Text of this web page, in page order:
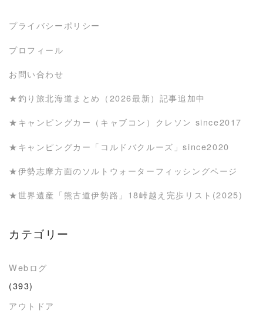
プライバシーポリシー
プロフィール
お問い合わせ
★釣り旅北海道まとめ（2026最新）記事追加中
★キャンピングカー（キャブコン）クレソン since2017
★キャンピングカー「コルドバクルーズ」since2020
★伊勢志摩方面のソルトウォーターフィッシングページ
★世界遺産「熊古道伊勢路」18峠越え完歩リスト(2025)
カテゴリー
Webログ
(393)
アウトドア